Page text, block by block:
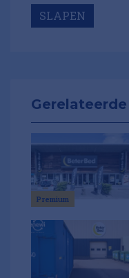
SLAPEN
Premium